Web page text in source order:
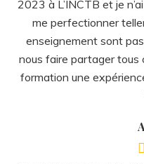
C’est a mon sens une
chance de
d’enseignement de la
qui m’a permis de